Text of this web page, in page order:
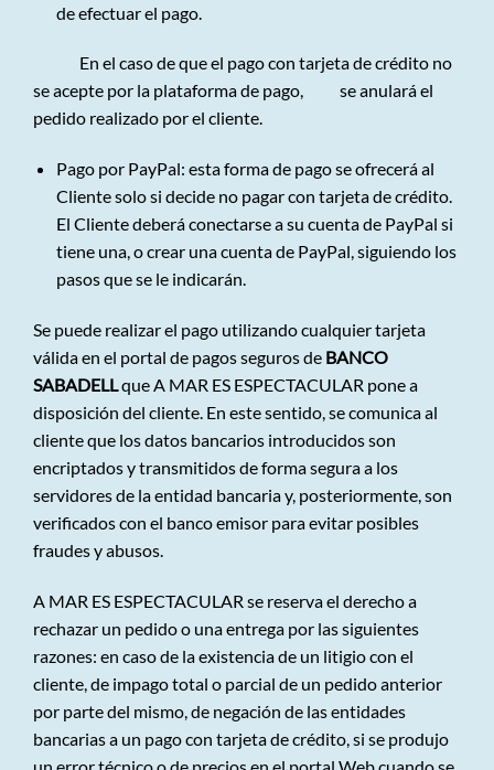
de efectuar el pago.
En el caso de que el pago con tarjeta de crédito no
se acepte por la plataforma de pago, se anulará el
pedido realizado por el cliente.
Pago por PayPal: esta forma de pago se ofrecerá al
Cliente solo si decide no pagar con tarjeta de crédito.
El Cliente deberá conectarse a su cuenta de PayPal si
tiene una, o crear una cuenta de PayPal, siguiendo los
pasos que se le indicarán.
Se puede realizar el pago utilizando cualquier tarjeta
válida en el portal de pagos seguros de BANCO
SABADELLque A MAR ES ESPECTACULAR pone a
disposición del cliente. En este sentido, se comunica al
cliente que los datos bancarios introducidos son
encriptados y transmitidos de forma segura a los
servidores de la entidad bancaria y, posteriormente, son
verificados con el banco emisor para evitar posibles
fraudes y abusos.
A MAR ES ESPECTACULAR se reserva el derecho a
rechazar un pedido o una entrega por las siguientes
razones: en caso de la existencia de un litigio con el
cliente, de impago total o parcial de un pedido anterior
por parte del mismo, de negación de las entidades
bancarias a un pago con tarjeta de crédito, si se produjo